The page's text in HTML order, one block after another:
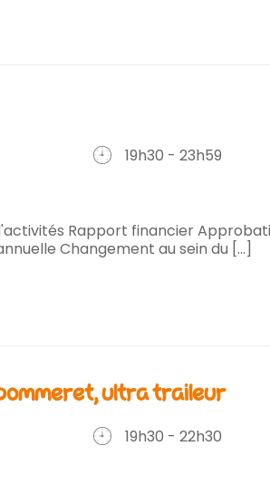
19h30 - 23h59
Rapport financier
Changement au sein du [...]
ultra traileur
19h30 - 22h30